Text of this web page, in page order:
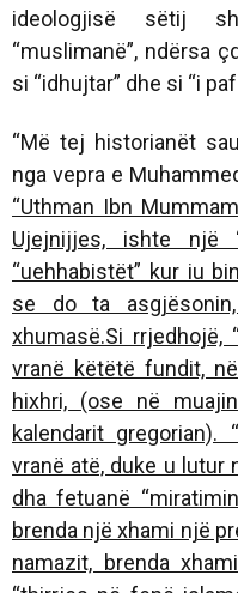
ideologjisë sëtij
“muslimanë”, ndërsa
si “idhujtar” dhe si “i
“Më tej historianët
nga vepra e
“Uthman Ibn
Ujejnijjes, ishte një
“uehhabistët” kur iu
se do ta
xhumasë.Si rrjedhojë,
vranë këtëtë fundit,
hixhri, (ose në
kalendarit gregorian).
vranë atë, duke u lutur
dha fetuanë
brenda një xhami një
namazit, brenda